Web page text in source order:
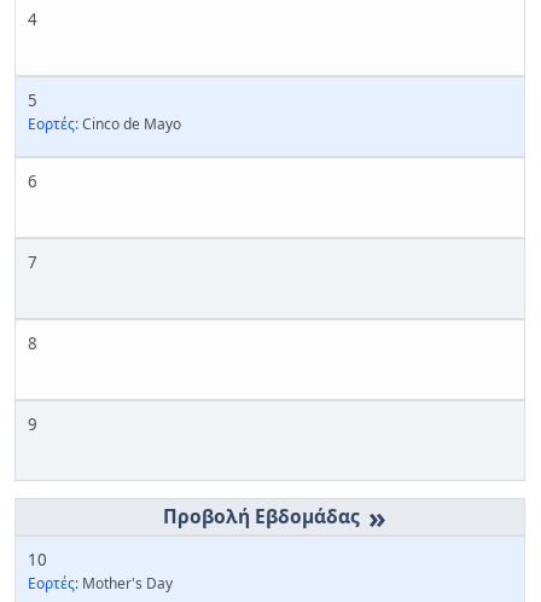
4
5
Εορτές:Cinco de Mayo
6
7
8
9
»
10
Εορτές: Mother's Day